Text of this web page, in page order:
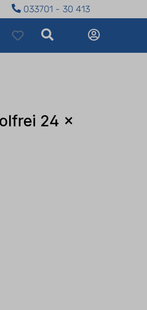
033701 - 30 413
24 x